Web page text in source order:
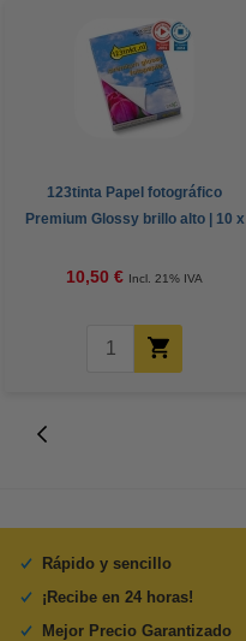
123tinta Papel fotográfico
Premium Glossy brillo alto | 10 x
10,50 € Incl. 21% IVA
Rápido y sencillo
¡Recibe en 24 horas!
Mejor Precio Garantizado